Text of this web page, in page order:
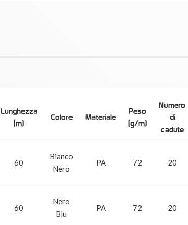
Lunghezza
(m)
Colore Materiale
Peso
(g/m)
Numero
di
cadute
60
Bianco
Nero
PA 72 20
60
Nero
Blu
PA 72 20